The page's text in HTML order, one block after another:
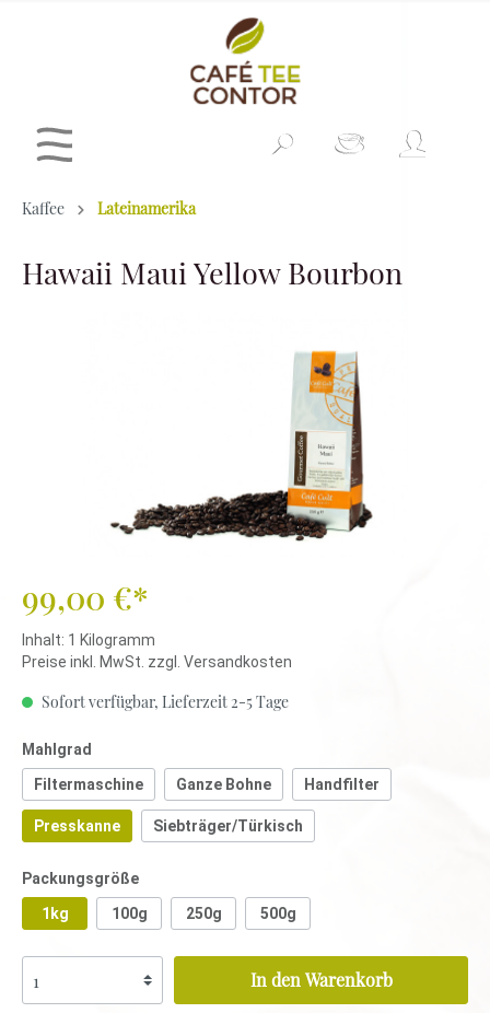
Kaffee Lateinamerika
Hawaii Maui Yellow Bourbon
99,00 €*
Inhalt: 1 Kilogramm
Preise inkl. MwSt. zzgl. Versandkosten
Sofort verfügbar, Lieferzeit 2-5 Tage
Mahlgrad
Filtermaschine
Ganze Bohne Handfilter
Presskanne Siebträger/Türkisch
Packungsgröße
1kg
100g 250g 500g
In den Warenkorb